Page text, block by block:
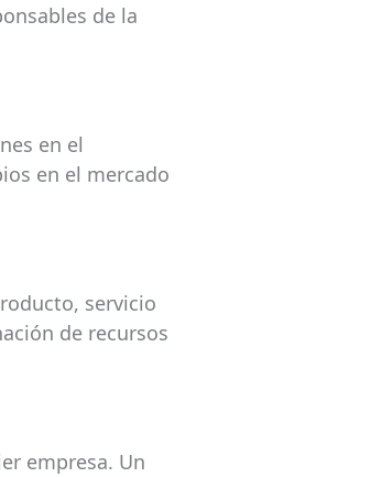
de la
en el
en el mercado
servicio
de recursos
empresa. Un